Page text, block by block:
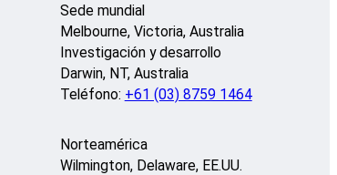
Sede mundial
Melbourne, Victoria, Australia
Investigación y desarrollo
Darwin, NT, Australia
Teléfono: +61 (03) 8759 1464
Norteamérica
Wilmington, Delaware, EE.UU.